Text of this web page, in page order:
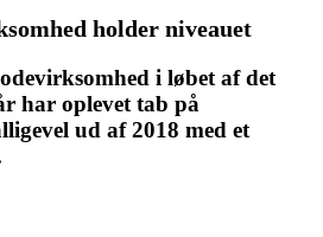
holder niveauet
i løbet af det
har oplevet tab på
ud af 2018 med et